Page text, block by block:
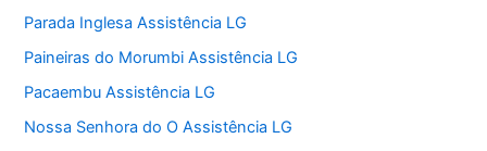
Parada Inglesa Assistência LG
Paineiras do Morumbi Assistência LG
Pacaembu Assistência LG
Nossa Senhora do O Assistência LG